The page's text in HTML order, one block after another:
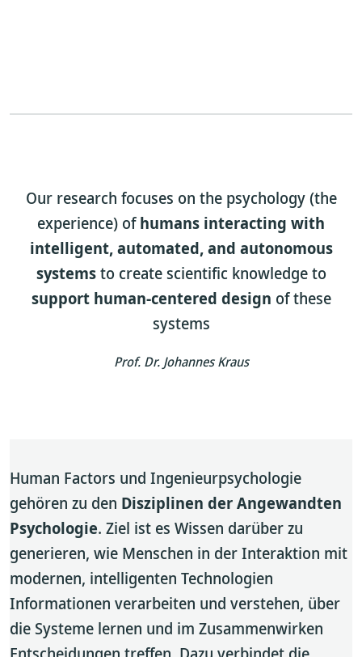
Our research focuses on the psychology (the
experience) ofhumans interacting with
intelligent, automated, and autonomous
systemsto create scientific knowledge to
support human-centered design of these
systems
Prof. Dr. Johannes Kraus
Human Factors und Ingenieurpsychologie
gehören zu den Disziplinen der Angewandten
Psychologie. Ziel ist es Wissen darüber zu
generieren, wie Menschen in der Interaktion mit
modernen, intelligenten Technologien
Informationen verarbeiten und verstehen, über
die Systeme lernen und im Zusammenwirken